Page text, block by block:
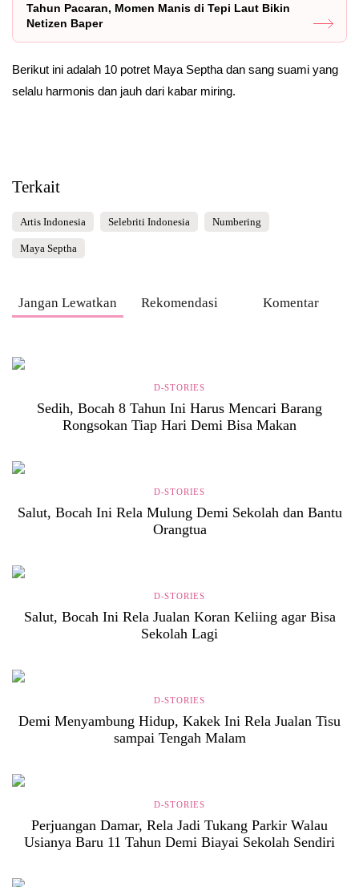
Tahun Pacaran, Momen Manis di Tepi Laut Bikin
Netizen Baper
Berikut ini adalah 10 potret Maya Septha dan sang suami yang
selalu harmonis dan jauh dari kabar miring.
Terkait
Artis Indonesia Selebriti Indonesia Numbering
Maya Septha
Jangan Lewatkan Rekomendasi Komentar
D-STORIES
Sedih, Bocah 8 Tahun Ini Harus Mencari Barang
Rongsokan Tiap Hari Demi Bisa Makan
D-STORIES
Salut, Bocah Ini Rela Mulung Demi Sekolah dan Bantu
Orangtua
D-STORIES
Salut, Bocah Ini Rela Jualan Koran Keliing agar Bisa
Sekolah Lagi
D-STORIES
Demi Menyambung Hidup, Kakek Ini Rela Jualan Tisu
sampai Tengah Malam
D-STORIES
Perjuangan Damar, Rela Jadi Tukang Parkir Walau
Usianya Baru 11 Tahun Demi Biayai Sekolah Sendiri